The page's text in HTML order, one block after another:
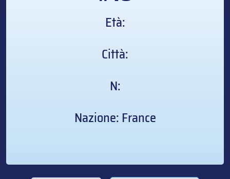
Età:
Città:
N:
Nazione: France